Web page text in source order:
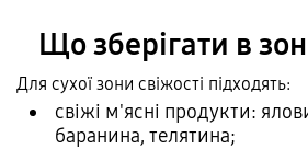
Що зберігати в
Для сухої зони свіжості підходять:
свіжі м'ясні продукти:
баранина, телятина;